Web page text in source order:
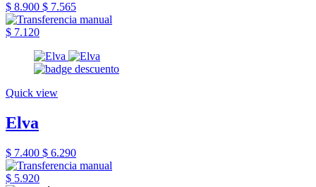
$ 8.900 $ 7.565
$ 7.120
Quick view
Elva
$ 7.400 $ 6.290
$ 5.920